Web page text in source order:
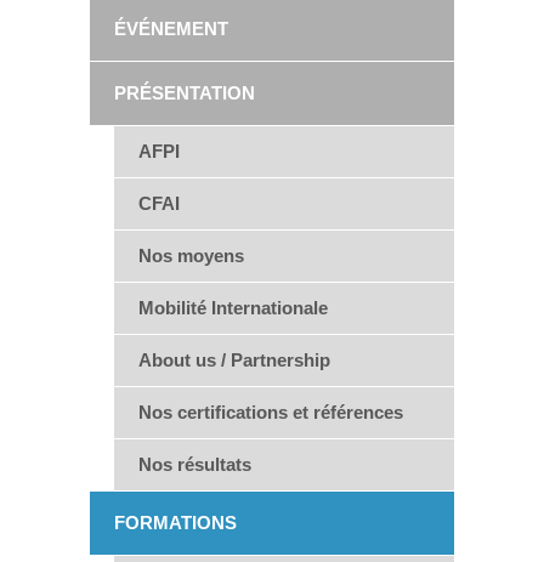
ÉVÉNEMENT
PRÉSENTATION
AFPI
CFAI
Nos moyens
Mobilité Internationale
About us / Partnership
Nos certifications et références
Nos résultats
FORMATIONS